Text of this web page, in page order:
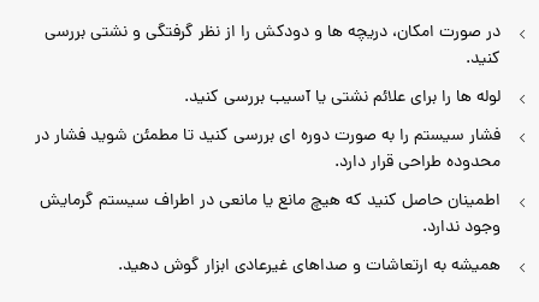
در صورت امکان، دریچه ها و دودکش را از نظر گرفتگی و نشتی بررسی
کنید.
لوله ها را برای علائم نشتی یا آسیب بررسی کنید.
فشار سیستم را به صورت دوره ای بررسی کنید تا مطمئن شوید فشار در
محدوده طراحی قرار دارد.
اطمینان حاصل کنید که هیچ مانع یا مانعی در اطراف سیستم گرمایش
وجود ندارد.
همیشه به ارتعاشات و صداهای غیرعادی ابزار گوش دهید.